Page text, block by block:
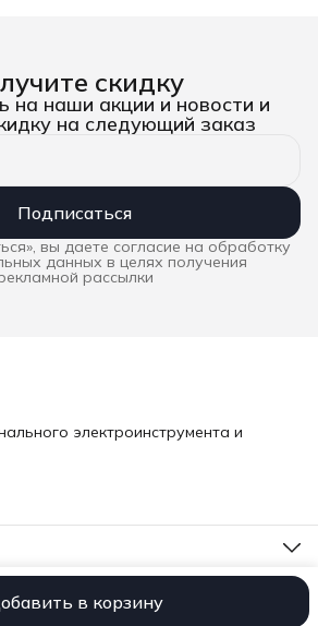
в корзину
скидку
на наши акции и новости и
на следующий заказ
Подписаться
вы даете согласие на обработку
данных в целях получения
рассылки
электроинструмента и
ДоставкаПравила возврата